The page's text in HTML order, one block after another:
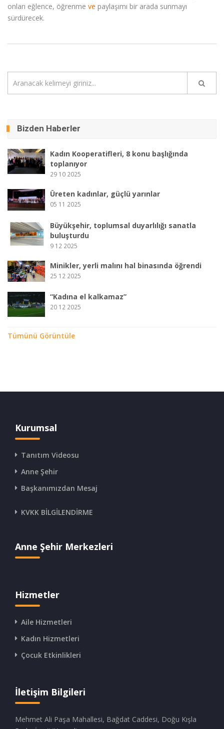
onları eğlence, öğrenme ve paylaşımı bir arada sunmayı
sürdürecek.
Bizden Haberler
Kadın Kooperatifleri, 8 konu başlığında
toplanıyor
29 10 2025
Üreten kadınlar, güçlü yarınlar
05 11 2025
Büyükşehir, toplumsal duyarlılığı sanatla
buluşturdu
9 12 2025
Minikler, yerli malını hal binasında öğrendi
25 12 2025
“Kadına el kalkamaz”
20 12 2025
Tümünü Görüntüle
Kurumsal
Tanıtım Videosu
Anne Şehir
Başkanımızdan Mesaj
KVKK BİLGİLENDİRME
Anne Şehir Merkezleri
Hizmetler
Aile Hizmetleri
Kadın Hizmetleri
Çocuk Etkinlikleri
İletişim Bilgileri
Mehmet Ali Paşa Mahallesi, Bağdat Caddesi, Doğu Kışla